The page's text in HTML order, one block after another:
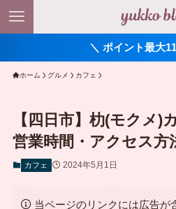
＼ ポイント最大11倍！ ／
ホーム グルメ カフェ
【四日市】朸(モクメ)
営業時間・アクセス方
カフェ 2024年5月1日
当ページのリンクには広告が